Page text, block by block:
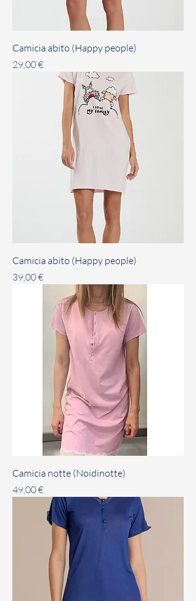
Camicia abito (Happy people)
Prezzo
29,00 €
Camicia abito (Happy people)
Prezzo
39,00 €
Camicia notte (Noidinotte)
Prezzo
49,00 €